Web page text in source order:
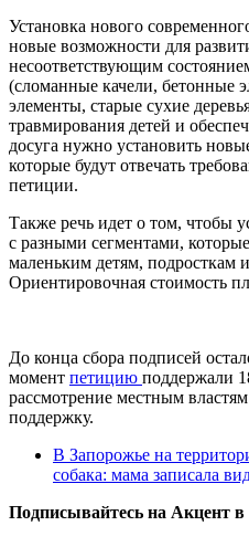
Установка нового
новые возможности для
несоответствующим
(сломанные качели, бетонные
элементы, старые сухие
травмирования детей и
досуга нужно установить
которые будут отвечать
петиции.
Также речь идет о том, чтобы
с разными сегментами,
маленьким детям, подросткам
Ориентировочная стоимость
До конца сбора подписей
момент петицию поддержали
рассмотрение местным
поддержку.
В Запорожье на
собака: мама записала
Подписывайтесь на Акцент в